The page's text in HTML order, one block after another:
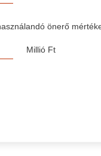
önerő
Millió Ft